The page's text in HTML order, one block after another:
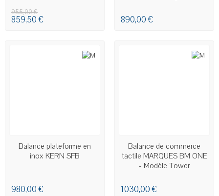
955,00 €
859,50 € 890,00 €
EN STOCK
Balance plateforme en
inox KERN SFB
980,00 €
EN STOCK
Balance de commerce
tactile MARQUES BM ONE
- Modèle Tower
1 030,00 €